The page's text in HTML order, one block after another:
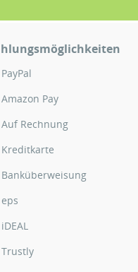
PayPal
Amazon Pay
Auf Rechnung
Kreditkarte
Banküberweisung
eps
iDEAL
Trustly